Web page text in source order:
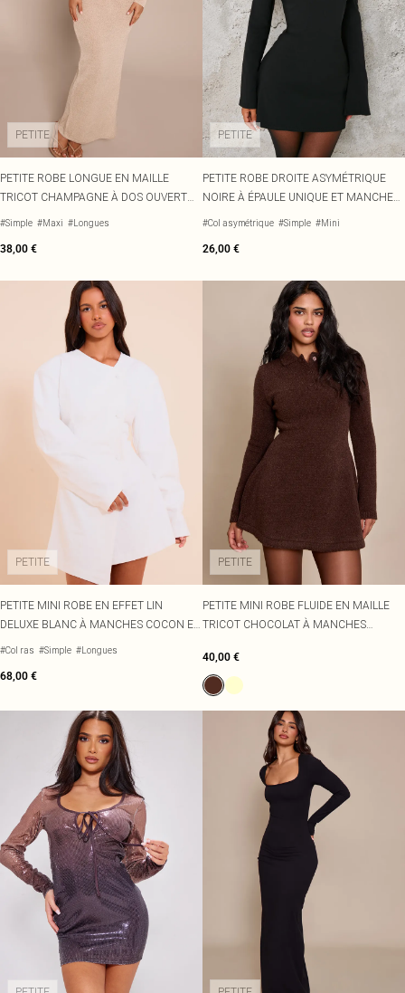
PETITE
PETITE ROBE LONGUE EN MAILLE
TRICOT CHAMPAGNE À DOS OUVERT
NOUÉ ET MANCHES LONGUES
#Simple #Maxi #Longues
38,00 €
PETITE
PETITE ROBE DROITE ASYMÉTRIQUE
NOIRE À ÉPAULE UNIQUE ET MANCHES
ÉVASÉES
#Col asymétrique #Simple #Mini
26,00 €
PETITE
PETITE MINI ROBE EN EFFET LIN
DELUXE BLANC À MANCHES COCON ET
TAILLE CINTRÉE
#Col ras #Simple #Longues
68,00 €
PETITE
PETITE MINI ROBE FLUIDE EN MAILLE
TRICOT CHOCOLAT À MANCHES
40,00 €